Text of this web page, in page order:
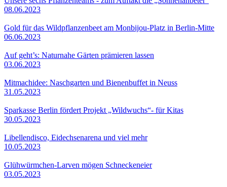
08.06.2023
Gold für das Wildpflanzenbeet am Monbijou-Platz in Berlin-Mitte
06.06.2023
Auf geht’s: Naturnahe Gärten prämieren lassen
03.06.2023
Mitmachidee: Naschgarten und Bienenbuffet in Neuss
31.05.2023
Sparkasse Berlin fördert Projekt „Wildwuchs“- für Kitas
30.05.2023
Libellendisco, Eidechsenarena und viel mehr
10.05.2023
Glühwürmchen-Larven mögen Schneckeneier
03.05.2023